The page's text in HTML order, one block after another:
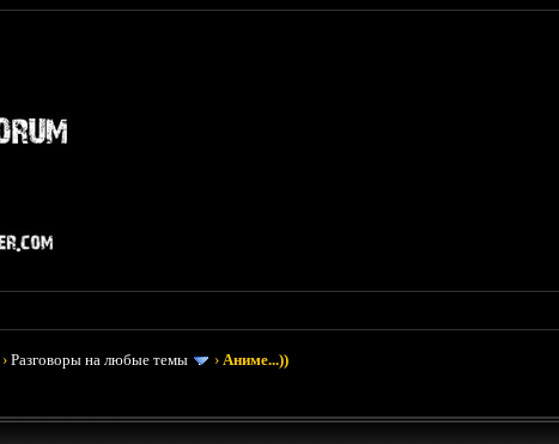
›Разговоры на любые темы ›Аниме...))